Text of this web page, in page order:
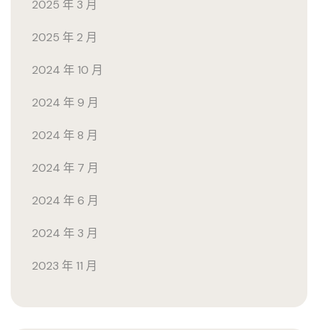
2025 年 3 月
2025 年 2 月
2024 年 10 月
2024 年 9 月
2024 年 8 月
2024 年 7 月
2024 年 6 月
2024 年 3 月
2023 年 11 月